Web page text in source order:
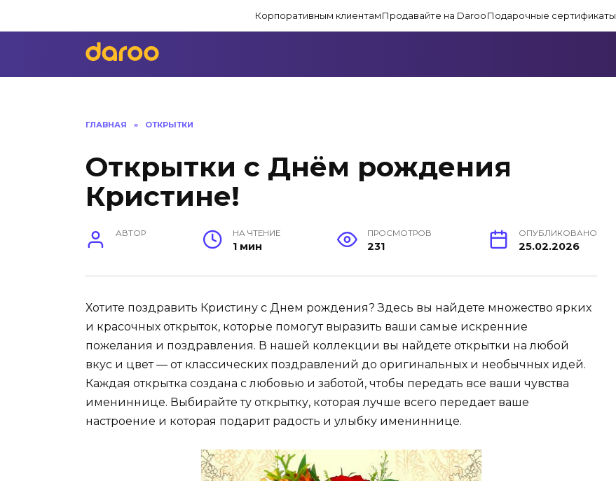
Корпоративным клиентамПродавайте на DarooПодарочные сертификаты
ГЛАВНАЯ » ОТКРЫТКИ
Открытки с Днём рождения
Кристине!
АВТОР НА ЧТЕНИЕ
1 мин
ПРОСМОТРОВ
231
ОПУБЛИКОВАНО
25.02.2026
Хотите поздравить Кристину с Днем рождения? Здесь вы найдете множество ярких
и красочных открыток, которые помогут выразить ваши самые искренние
пожелания и поздравления. В нашей коллекции вы найдете открытки на любой
вкус и цвет — от классических поздравлений до оригинальных и необычных идей.
Каждая открытка создана с любовью и заботой, чтобы передать все ваши чувства
имениннице. Выбирайте ту открытку, которая лучше всего передает ваше
настроение и которая подарит радость и улыбку имениннице.